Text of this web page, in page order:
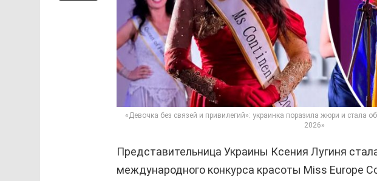
«Девочка без связей и привилегий»: украинка поразила жюри и стала
2026»
Представительница Украины Ксения Лугиня
международного конкурса красоты Miss Europe